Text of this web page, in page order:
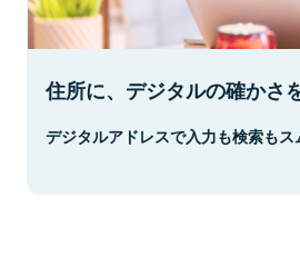
住所に、デジタルの確かさを
デジタルアドレスで入力も検索もス